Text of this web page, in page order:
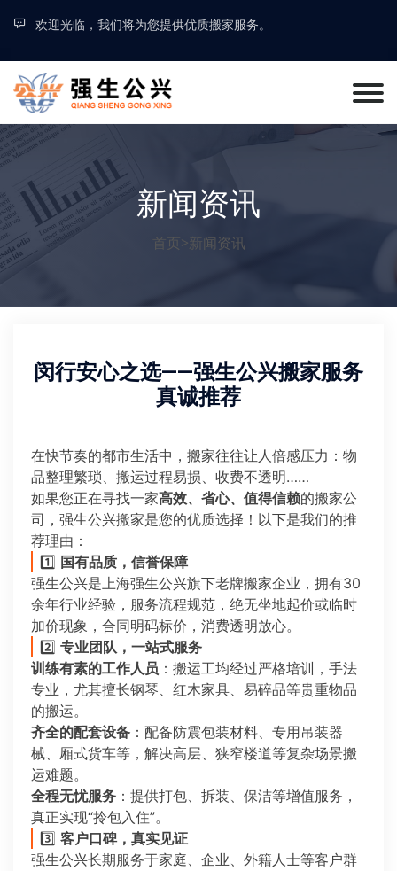
欢迎光临，我们将为您提供优质搬家服务。
新闻资讯
首页>新闻资讯
闵行安心之选——强生公兴搬家服务
真诚推荐
在快节奏的都市生活中，搬家往往让人倍感压力：物
品整理繁琐、搬运过程易损、收费不透明……
如果您正在寻找一家高效、省心、值得信赖的搬家公
司，强生公兴搬家是您的优质选择！以下是我们的推
荐理由：
1️⃣ 国有品质，信誉保障
强生公兴是上海强生公兴旗下老牌搬家企业，拥有30
余年行业经验，服务流程规范，绝无坐地起价或临时
加价现象，合同明码标价，消费透明放心。
2️⃣ 专业团队，一站式服务
训练有素的工作人员 ：搬运工均经过严格培训，手法
专业，尤其擅长钢琴、红木家具、易碎品等贵重物品
的搬运。
齐全的配套设备 ：配备防震包装材料、专用吊装器
械、厢式货车等，解决高层、狭窄楼道等复杂场景搬
运难题。
全程无忧服务 ：提供打包、拆装、保洁等增值服务，
真正实现“拎包入住”。
3️⃣ 客户口碑，真实见证
强生公兴长期服务于家庭、企业、外籍人士等客户群